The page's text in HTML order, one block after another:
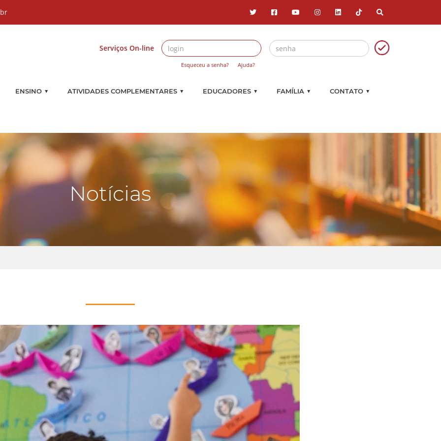
Serviços On-line
Esqueceu a senha? Ajuda?
ENSINO ▼ ATIVIDADES COMPLEMENTARES ▼ EDUCADORES ▼ FAMÍLIA ▼ CONTATO ▼
Notícias